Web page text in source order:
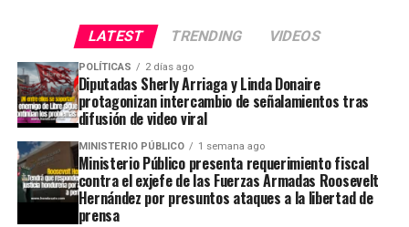
LATEST TRENDING VIDEOS
POLÍTICAS 2 días ago
Diputadas Sherly Arriaga y Linda Donaire
protagonizan intercambio de señalamientos tras
difusión de video viral
MINISTERIO PÚBLICO 1 semana ago
Ministerio Público presenta requerimiento fiscal
contra el exjefe de las Fuerzas Armadas Roosevelt
Hernández por presuntos ataques a la libertad de
prensa